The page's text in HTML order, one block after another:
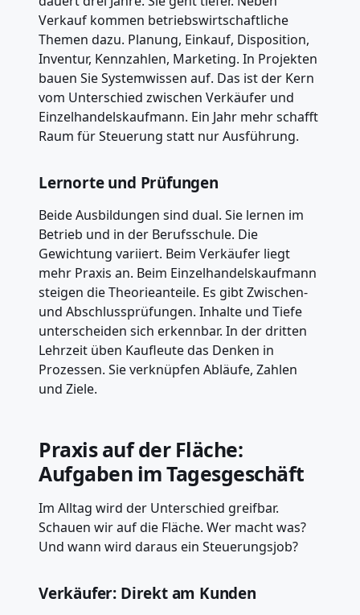
Verkauf kommen betriebswirtschaftliche
Themen dazu. Planung, Einkauf, Disposition,
Inventur, Kennzahlen, Marketing. In Projekten
bauen Sie Systemwissen auf. Das ist der Kern
vom Unterschied zwischen Verkäufer und
Einzelhandelskaufmann. Ein Jahr mehr schafft
Raum für Steuerung statt nur Ausführung.
Lernorte und Prüfungen
Beide Ausbildungen sind dual. Sie lernen im
Betrieb und in der Berufsschule. Die
Gewichtung variiert. Beim Verkäufer liegt
mehr Praxis an. Beim Einzelhandelskaufmann
steigen die Theorieanteile. Es gibt Zwischen-
und Abschlussprüfungen. Inhalte und Tiefe
unterscheiden sich erkennbar. In der dritten
Lehrzeit üben Kaufleute das Denken in
Prozessen. Sie verknüpfen Abläufe, Zahlen
und Ziele.
Praxis auf der Fläche:
Aufgaben im Tagesgeschäft
Im Alltag wird der Unterschied greifbar.
Schauen wir auf die Fläche. Wer macht was?
Und wann wird daraus ein Steuerungsjob?
Verkäufer: Direkt am Kunden